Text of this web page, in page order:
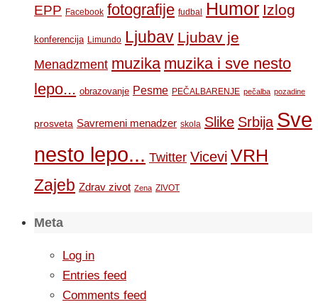
EPP Facebook fotografije fudbal Humor Izlog
konferencija Limundo Ljubav Ljubav je
Menadzment muzika muzika i sve nesto
lepo... obrazovanje Pesme PEČALBARENJE pečalba pozadine
prosveta Savremeni menadzer skola Slike Srbija Sve
nesto lepo... Twitter Vicevi VRH
Zajeb Zdrav zivot Zena ZIVOT
Meta
Log in
Entries feed
Comments feed